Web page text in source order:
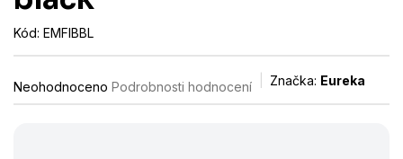
Kód: EMFIBBL
Průměrné
hodnocení
Neohodnoceno Podrobnosti hodnocení Značka: Eureka